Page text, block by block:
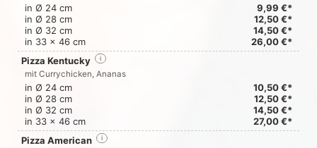
in Ø 24 cm
9,99 €*
in Ø 28 cm
12,50 €*
in Ø 32 cm
14,50 €*
in 33 x 46 cm
26,00 €*
Pizza Kentucky
i
mit Currychicken, Ananas
in Ø 24 cm
10,50 €*
in Ø 28 cm
12,50 €*
in Ø 32 cm
14,50 €*
in 33 x 46 cm
27,00 €*
Pizza American
i